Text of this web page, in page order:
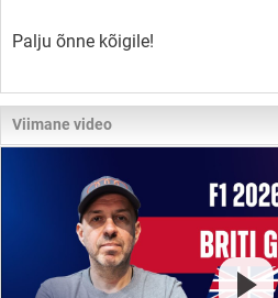
Palju õnne kõigile!
Viimane video